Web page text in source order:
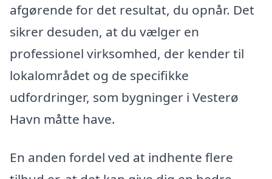
afgørende for det resultat, du opnår. Det
sikrer desuden, at du vælger en
professionel virksomhed, der kender til
lokalområdet og de specifikke
udfordringer, som bygninger i Vesterø
Havn måtte have.
En anden fordel ved at indhente flere